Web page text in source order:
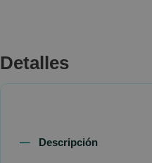
Detalles
Descripción